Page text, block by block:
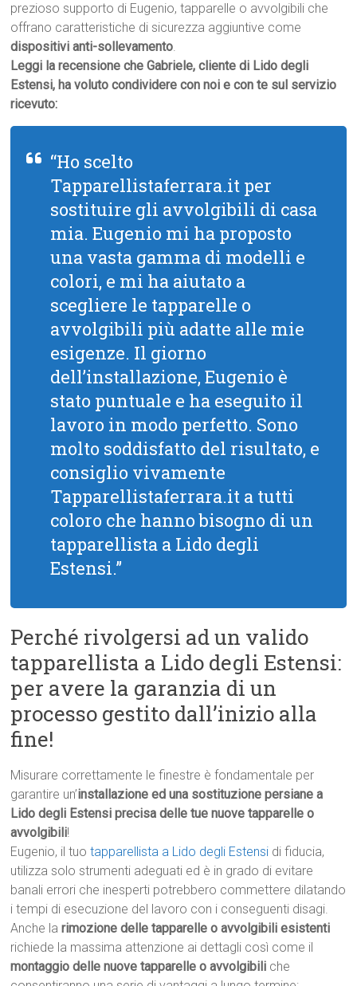
prezioso supporto di Eugenio, tapparelle o avvolgibili che
offrano caratteristiche di sicurezza aggiuntive come
dispositivi anti-sollevamento.
Leggi la recensione che Gabriele, cliente di Lido degli
Estensi, ha voluto condividere con noi e con te sul servizio
ricevuto:
“Ho scelto
Tapparellistaferrara.it per
sostituire gli avvolgibili di casa
mia. Eugenio mi ha proposto
una vasta gamma di modelli e
colori, e mi ha aiutato a
scegliere le tapparelle o
avvolgibili più adatte alle mie
esigenze. Il giorno
dell’installazione, Eugenio è
stato puntuale e ha eseguito il
lavoro in modo perfetto. Sono
molto soddisfatto del risultato, e
consiglio vivamente
Tapparellistaferrara.it a tutti
coloro che hanno bisogno di un
tapparellista a Lido degli
Estensi.”
Perché rivolgersi ad un valido
tapparellista a Lido degli Estensi:
per avere la garanzia di un
processo gestito dall’inizio alla
fine!
Misurare correttamente le finestre è fondamentale per
garantire un’installazione ed una sostituzione persiane a
Lido degli Estensi precisa delle tue nuove tapparelle o
avvolgibili!
Eugenio, il tuo tapparellista a Lido degli Estensi di fiducia,
utilizza solo strumenti adeguati ed è in grado di evitare
banali errori che inesperti potrebbero commettere dilatando
i tempi di esecuzione del lavoro con i conseguenti disagi.
Anche larimozione delle tapparelle o avvolgibili esistenti
richiede la massima attenzione ai dettagli così come il
montaggio delle nuove tapparelle o avvolgibili che